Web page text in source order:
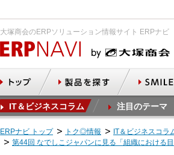
大塚商会のERPソリューション情報サイト ERPナビ
IT＆ビジネスコラム 注目のテーマ
ERPナビ トップ トク◎情報 IT＆ビジネスコラ
第44回 なでしこジャパンに見る「組織における目